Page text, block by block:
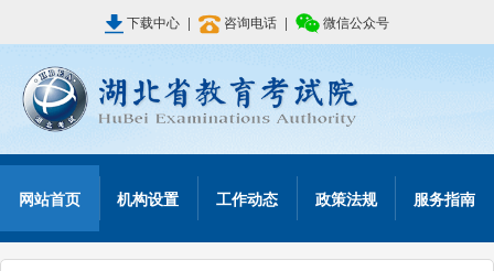
下载中心 | 咨询电话 | 微信公众号
网站首页 机构设置 工作动态 政策法规 服务指南